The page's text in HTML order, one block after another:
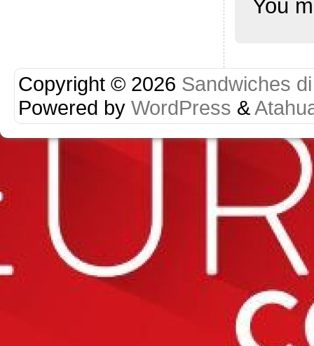
You
Copyright © 2026 Sandwiches
Powered by WordPress &